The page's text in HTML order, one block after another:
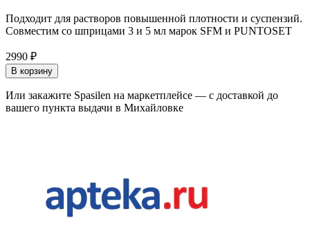
Подходит для растворов повышенной плотности и суспензий.
Совместим со шприцами 3 и 5 мл марок SFM и PUNTOSET
2990 ₽
В корзину
Или закажите Spasilen на маркетплейсе — с доставкой до
вашего пункта выдачи в Михайловке